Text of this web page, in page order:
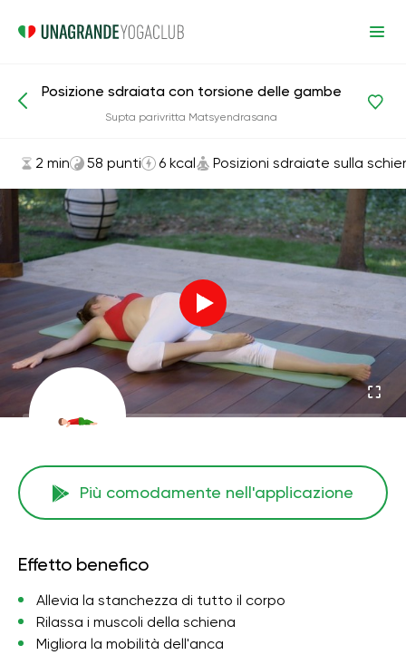
Asana ed esercizi Posizioni sdraiate sulla schiena
Posizione sdraiata con torsione delle gambe
Supta parivritta Matsyendrasana
2 min 58 punti 6 kcal Posizioni sdraiate sulla
Più comodamente nell'applicazione
Effetto benefico
Allevia la stanchezza di tutto il corpo
Rilassa i muscoli della schiena
Migliora la mobilità dell'anca